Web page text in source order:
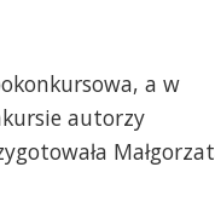
a w
autorzy